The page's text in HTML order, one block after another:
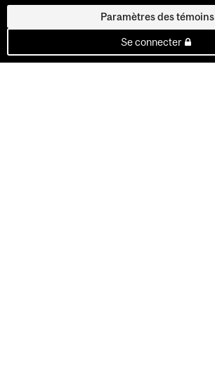
Paramètres des témoins
Se connecter